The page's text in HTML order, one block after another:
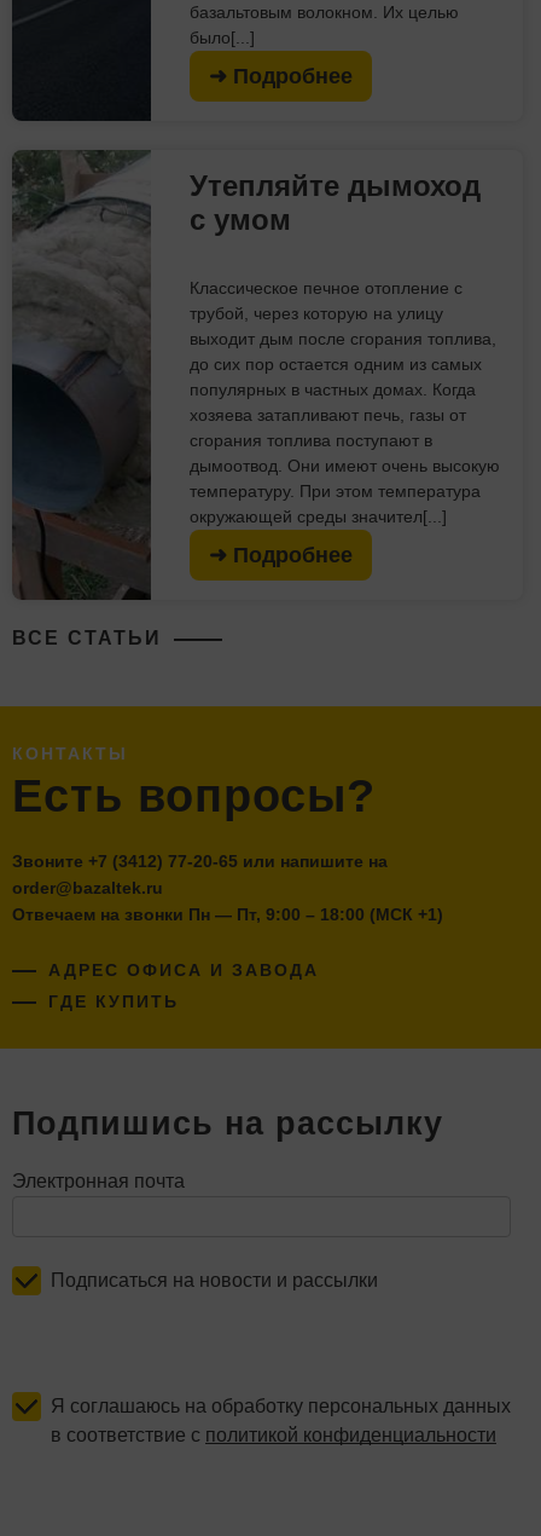
базальтовым волокном. Их целью
было[...]
➜ Подробнее
Утепляйте дымоход
с умом
Классическое печное отопление с
трубой, через которую на улицу
выходит дым после сгорания топлива,
до сих пор остается одним из самых
популярных в частных домах. Когда
хозяева затапливают печь, газы от
сгорания топлива поступают в
дымоотвод. Они имеют очень высокую
температуру. При этом температура
окружающей среды значител[...]
➜ Подробнее
ВСЕ СТАТЬИ
КОНТАКТЫ
Есть вопросы?
Звоните +7 (3412) 77-20-65 или напишите на
order@bazaltek.ru
Отвечаем на звонки Пн — Пт, 9:00 – 18:00 (МСК +1)
АДРЕС ОФИСА И ЗАВОДА
ГДЕ КУПИТЬ
Подпишись на рассылку
Электронная почта
Подписаться на новости и рассылки
Я соглашаюсь на обработку персональных данных
в соответствие с политикой конфиденциальности